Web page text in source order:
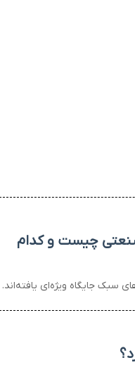
چیست و کدام
سبک جایگاه ویژه‌ای یافته‌اند.